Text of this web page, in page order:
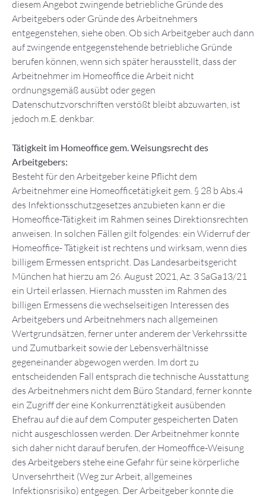
diesem Angebot zwingende betriebliche Gründe des
Arbeitgebers oder Gründe des Arbeitnehmers
entgegenstehen, siehe oben. Ob sich Arbeitgeber auch dann
auf zwingende entgegenstehende betriebliche Gründe
berufen können, wenn sich später herausstellt, dass der
Arbeitnehmer im Homeoffice die Arbeit nicht
ordnungsgemäß ausübt oder gegen
Datenschutzvorschriften verstößt bleibt abzuwarten, ist
jedoch m.E. denkbar.
Tätigkeit im Homeoffice gem. Weisungsrecht des
Arbeitgebers:
Besteht für den Arbeitgeber keine Pflicht dem
Arbeitnehmer eine Homeofficetätigkeit gem. § 28 b Abs.4
des Infektionsschutzgesetzes anzubieten kann er die
Homeoffice-Tätigkeit im Rahmen seines Direktionsrechten
anweisen. In solchen Fällen gilt folgendes: ein Widerruf der
Homeoffice- Tätigkeit ist rechtens und wirksam, wenn dies
billigem Ermessen entspricht. Das Landesarbeitsgericht
München hat hierzu am 26. August 2021, Az. 3 SaGa13/21
ein Urteil erlassen. Hiernach mussten im Rahmen des
billigen Ermessens die wechselseitigen Interessen des
Arbeitgebers und Arbeitnehmers nach allgemeinen
Wertgrundsätzen, ferner unter anderem der Verkehrssitte
und Zumutbarkeit sowie der Lebensverhältnisse
gegeneinander abgewogen werden. Im dort zu
entscheidenden Fall entsprach die technische Ausstattung
des Arbeitnehmers nicht dem Büro Standard, ferner konnte
ein Zugriff der eine Konkurrenztätigkeit ausübenden
Ehefrau auf die auf dem Computer gespeicherten Daten
nicht ausgeschlossen werden. Der Arbeitnehmer konnte
sich daher nicht darauf berufen, der Homeoffice-Weisung
des Arbeitgebers stehe eine Gefahr für seine körperliche
Unversehrtheit (Weg zur Arbeit, allgemeines
Infektionsrisiko) entgegen. Der Arbeitgeber konnte die